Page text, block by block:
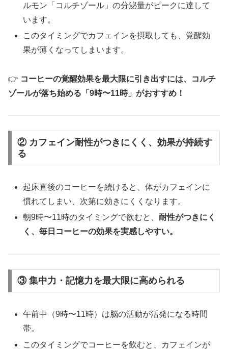
ルモン「コルチゾール」の分泌量がピークに達して
います。
このタイミングでカフェインを摂取しても、覚醒効
果が薄くなってしまいます。
👉 コーヒーの覚醒効果を最大限に引き出すには、コルチ
ゾールが落ち始める「9時〜11時」がおすすめ！
② カフェイン耐性がつきにくく、効果が持続す
る
起床直後のコーヒーを続けると、体がカフェインに
慣れてしまい、次第に効きにくくなります。
朝9時〜11時のタイミングで飲むと、耐性がつきにく
く、毎日コーヒーの効果を実感しやすい。
③ 集中力・記憶力を最大限に高められる
午前中（9時〜11時）は脳の活動が活発になる時間
帯。
このタイミングでコーヒーを飲むと、カフェインが